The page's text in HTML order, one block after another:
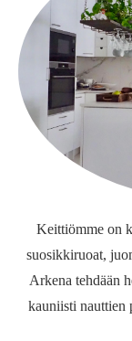
Keittiömme on
suosikkiruoat,
Arkena tehdään
kauniisti nauttien